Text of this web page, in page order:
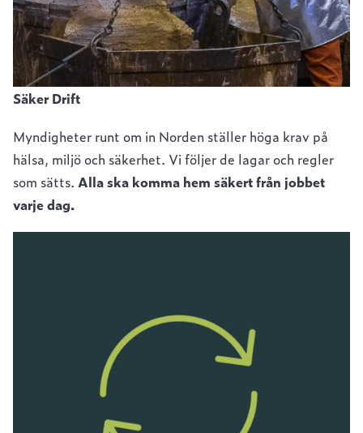
Säker Drift
Myndigheter runt om in Norden ställer höga krav på
hälsa, miljö och säkerhet. Vi följer de lagar och regler
som sätts. Alla ska komma hem säkert från jobbet
varje dag.